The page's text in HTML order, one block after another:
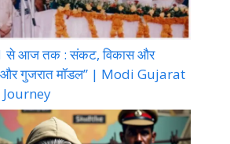
से आज तक : संकट, विकास और
और गुजरात मॉडल” | Modi Gujarat